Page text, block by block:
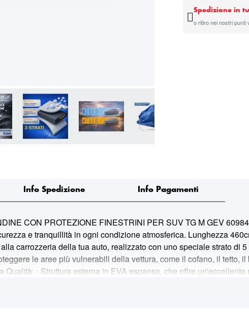
Spedizione in
o ritiro nei nostri punti
CON PROTEZIONE FINESTRINI PER SUV TG M GEV
e tranquillità in ogni condizione atmosferica. Lunghezza
carrozzeria della tua auto, realizzato con uno speciale strato di
le aree più vulnerabili della vettura, come il cofano, il tetto,
- Struttura esterna in EVA espanso, che offre
e impermeabile, queste fasce forniscono un ulteriore
Info Spedizione Info Pagamenti